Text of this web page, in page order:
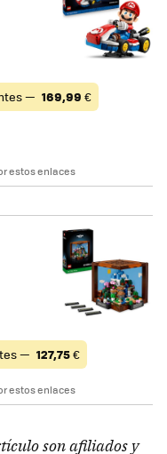
— 169,99 €
estos enlaces
— 127,75€
estos enlaces
son afiliados y